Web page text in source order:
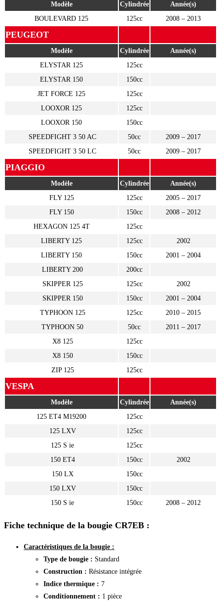
Modèle Cylindrée
Année(s)
BOULEVARD 125
125cc 2008 – 2013
PEUGEOT
Modèle Cylindrée
Année(s)
ELYSTAR 125
125cc
ELYSTAR 150
150cc
JET FORCE 125
125cc
LOOXOR 125
125cc
LOOXOR 150
150cc
SPEEDFIGHT 3 50 AC
50cc
2009 – 2017
SPEEDFIGHT 3 50 LC
50cc 2009 – 2017
PIAGGIO
Modèle Cylindrée
Année(s)
FLY 125
125cc
2005 – 2017
FLY 150
150cc
2008 – 2012
HEXAGON 125 4T
125cc
LIBERTY 125
125cc
2002
LIBERTY 150
150cc
2001 – 2004
LIBERTY 200
200cc
SKIPPER 125
125cc
2002
SKIPPER 150
150cc
2001 – 2004
TYPHOON 125
125cc
2010 – 2015
TYPHOON 50
50cc
2011 – 2017
X8 125
125cc
X8 150
150cc
ZIP 125
125cc
VESPA
Modèle Cylindrée
Année(s)
125 ET4 M19200
125cc
125 LXV
125cc
125 S ie
125cc
150 ET4
150cc
2002
150 LX
150cc
150 LXV
150cc
150 S ie
150cc 2008 – 2012
Fiche technique de la bougie CR7EB :
Caractéristiques de la bougie :
Type de bougie : Standard
Construction : Résistance intégrée
Indice thermique : 7
Conditionnement : 1 pièce